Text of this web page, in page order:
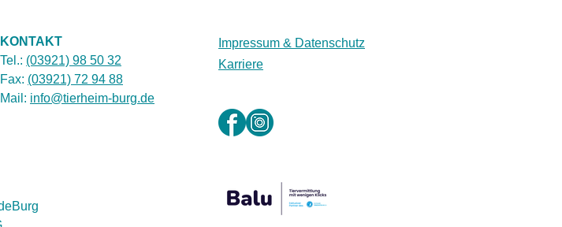
KONTAKT
Tel.: (03921) 98 50 32
Fax: (03921) 72 94 88
Mail: info@tierheim-burg.de
Impressum & Datenschutz
Karriere